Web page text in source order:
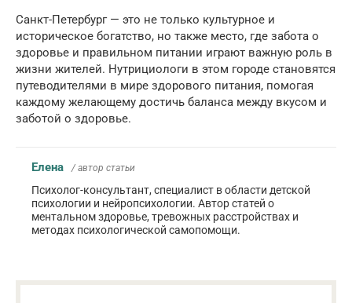
Санкт-Петербург — это не только культурное и
историческое богатство, но также место, где забота о
здоровье и правильном питании играют важную роль в
жизни жителей. Нутрициологи в этом городе становятся
путеводителями в мире здорового питания, помогая
каждому желающему достичь баланса между вкусом и
заботой о здоровье.
Елена / автор статьи
Психолог-консультант, специалист в области детской
психологии и нейропсихологии. Автор статей о
ментальном здоровье, тревожных расстройствах и
методах психологической самопомощи.